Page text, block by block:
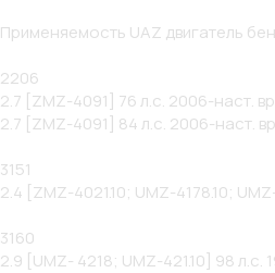
Применяемость UAZ двигатель
2206
2.7 [ZMZ-4091] 76 л.с. 2006-наст.
2.7 [ZMZ-4091] 84 л.с. 2006-наст.
3151
2.4 [ZMZ-4021.10; UMZ-4178.10;
3160
2.9 [UMZ- 4218; UMZ-421.10] 98 л.с.